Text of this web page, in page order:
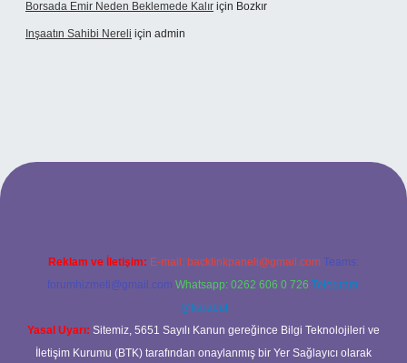
Borsada Emir Neden Beklemede Kalır için Bozkır
Inşaatın Sahibi Nereli için admin
Reklam ve İletişim: E-mail: backlinkpaneli@gmail.com Teams:
forumhizmeti@gmail.com Whatsapp: 0262 606 0 726 Telegram:
@karabul
Yasal Uyarı: Sitemiz, 5651 Sayılı Kanun gereğince Bilgi Teknolojileri ve
İletişim Kurumu (BTK) tarafından onaylanmış bir Yer Sağlayıcı olarak